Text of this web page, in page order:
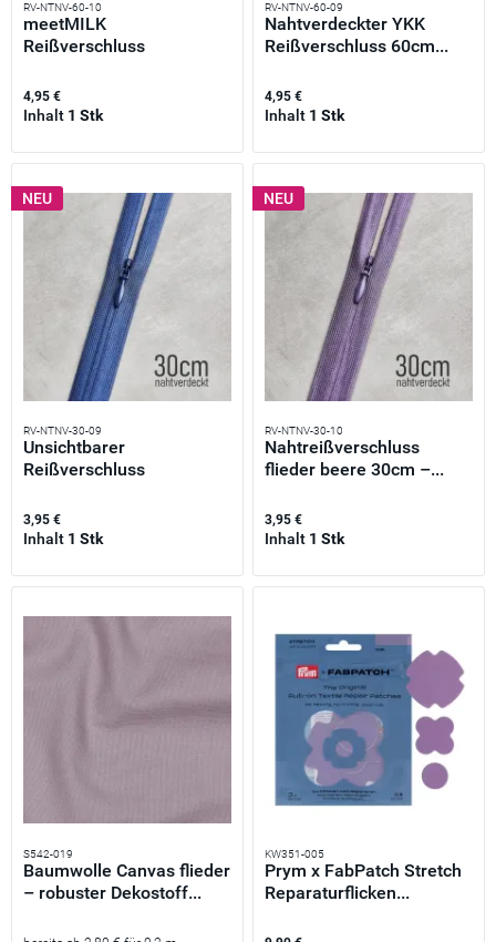
RV-NTNV-60-10
meetMILK
Reißverschluss
–...
4,95 €
Inhalt 1 Stk
RV-NTNV-60-09
Nahtverdeckter YKK
Reißverschluss 60cm...
4,95 €
Inhalt 1 Stk
NEU
RV-NTNV-30-09
Unsichtbarer
Reißverschluss
3,95 €
Inhalt 1 Stk
NEU
RV-NTNV-30-10
Nahtreißverschluss
flieder beere 30cm –...
3,95 €
Inhalt 1 Stk
S542-019
Baumwolle Canvas flieder
– robuster Dekostoff...
KW351-005
Prym x FabPatch Stretch
Reparaturflicken...